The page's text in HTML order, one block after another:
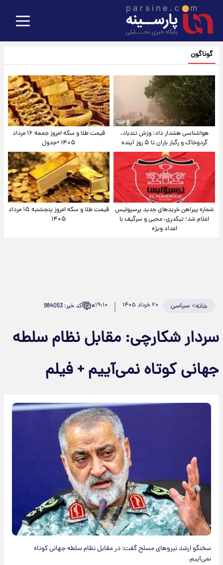
گوناگون
هواشناسی هشدار داد: وزش تندباد،
گردوخاک و رگبار باران تا ۵ روز آینده
قیمت طلا و سکه امروز جمعه ۱۶ مرداد
۱۴۰۵ +جدول
شماره پیراهن خریدهای جدید پرسپولیس
اعلام شد؛ تیکدری، محبی و سرگیف با
اعداد ویژه
قیمت طلا و سکه امروز پنجشنبه ۱۵ مرداد
۱۴۰۵
خانه>سیاسی ۲۰ خرداد ۱۴۰۵ ۱۹:۱۰۰ کد خبر: 984053
سردار شکارچی: مقابل نظام سلطه
جهانی کوتاه نمی‌آییم + فیلم
سخنگو ارشد نیروهای مسلح گفت: در مقابل نظام سلطه جهانی کوتاه
نمی‌آییم.